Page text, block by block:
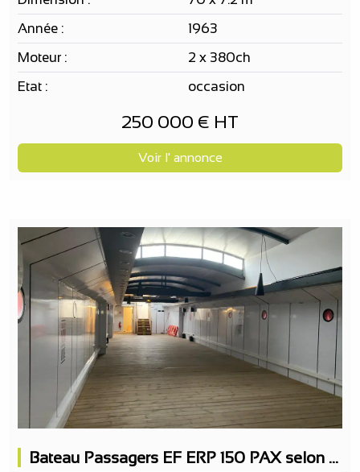
Année :
1963
Moteur :
2 x 380ch
Etat :
occasion
250 000 € HT
Voir l' annonce
Bateau Passagers EF ERP 150 PAX selon projet